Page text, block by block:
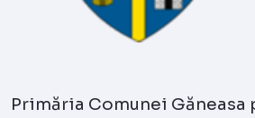
Primăria Comunei Găneasa